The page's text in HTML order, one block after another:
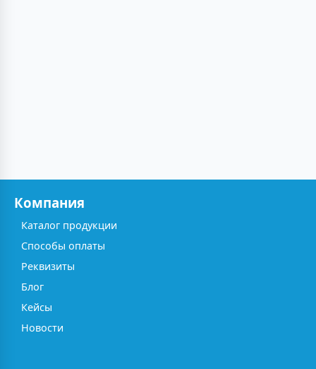
Компания
Каталог продукции
Способы оплаты
Реквизиты
Блог
Кейсы
Новости